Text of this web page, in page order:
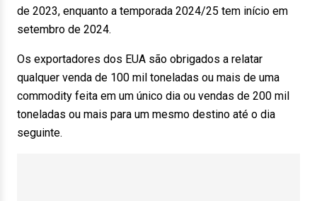
de 2023, enquanto a temporada 2024/25 tem início em
setembro de 2024.
Os exportadores dos EUA são obrigados a relatar
qualquer venda de 100 mil toneladas ou mais de uma
commodity feita em um único dia ou vendas de 200 mil
toneladas ou mais para um mesmo destino até o dia
seguinte.